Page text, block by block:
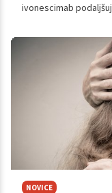
ivonescimab
NOVICE